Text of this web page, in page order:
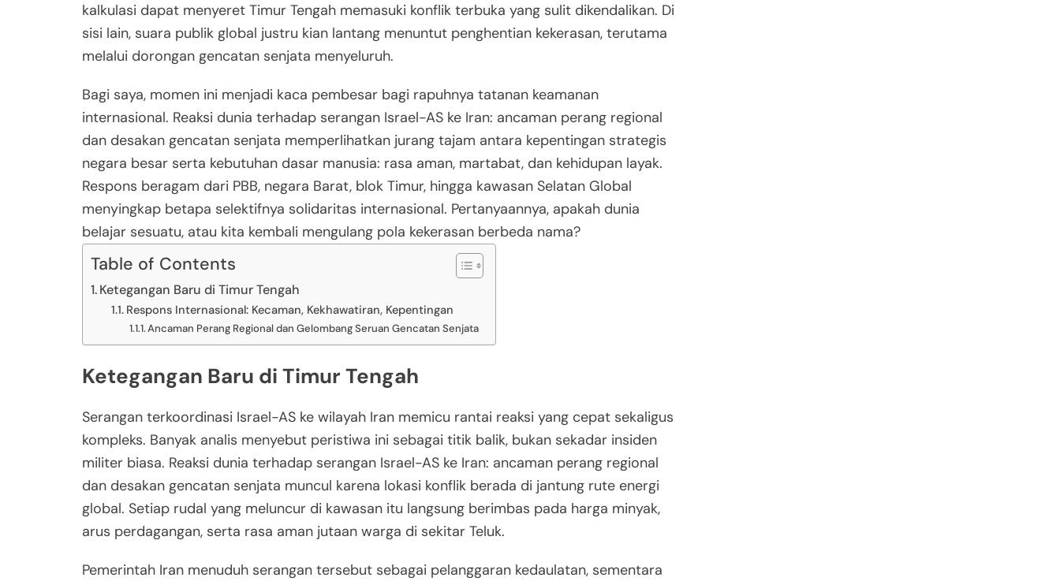
kalkulasi dapat menyeret Timur Tengah memasuki konflik terbuka yang sulit dikendalikan. Di
sisi lain, suara publik global justru kian lantang menuntut penghentian kekerasan, terutama
melalui dorongan gencatan senjata menyeluruh.
Bagi saya, momen ini menjadi kaca pembesar bagi rapuhnya tatanan keamanan
internasional. Reaksi dunia terhadap serangan Israel-AS ke Iran: ancaman perang regional
dan desakan gencatan senjata memperlihatkan jurang tajam antara kepentingan strategis
negara besar serta kebutuhan dasar manusia: rasa aman, martabat, dan kehidupan layak.
Respons beragam dari PBB, negara Barat, blok Timur, hingga kawasan Selatan Global
menyingkap betapa selektifnya solidaritas internasional. Pertanyaannya, apakah dunia
belajar sesuatu, atau kita kembali mengulang pola kekerasan berbeda nama?
Table of Contents
Ketegangan Baru di Timur Tengah
Respons Internasional: Kecaman, Kekhawatiran, Kepentingan
Ancaman Perang Regional dan Gelombang Seruan Gencatan Senjata
Ketegangan Baru di Timur Tengah
Serangan terkoordinasi Israel-AS ke wilayah Iran memicu rantai reaksi yang cepat sekaligus
kompleks. Banyak analis menyebut peristiwa ini sebagai titik balik, bukan sekadar insiden
militer biasa. Reaksi dunia terhadap serangan Israel-AS ke Iran: ancaman perang regional
dan desakan gencatan senjata muncul karena lokasi konflik berada di jantung rute energi
global. Setiap rudal yang meluncur di kawasan itu langsung berimbas pada harga minyak,
arus perdagangan, serta rasa aman jutaan warga di sekitar Teluk.
Pemerintah Iran menuduh serangan tersebut sebagai pelanggaran kedaulatan, sementara